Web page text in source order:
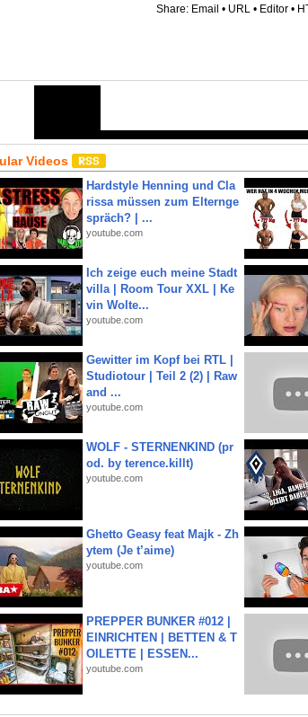
Share: Email • URL • Editor •
Videos
Hardstyle Henning und Cla
rissa müssen zum Elternge
spräch? | ...
youtube.com
Ich zeige euch meine Stadt
villa | Room Tour XXL | Ke
vin Wolte...
youtube.com
Gewitter im Kopf bei RTL |
Studiotour | Teil 2 (2) | Raw
and ...
youtube.com
WOLF - STERNENKIND (pr
od. by terence.killt)
youtube.com
Ghetto Geasy feat Majk - Zh
ytem (Je t’aime)
youtube.com
PREPPER BUNKER #012 |
EINRICHTEN | BETTEN & T
OILETTE | ESSEN...
youtube.com